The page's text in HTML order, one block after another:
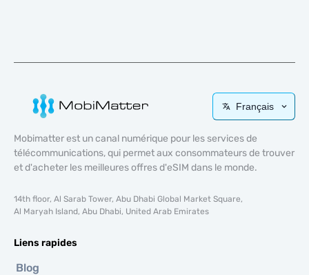
Français
Mobimatter est un canal numérique pour les services de
télécommunications, qui permet aux consommateurs de trouver
et d'acheter les meilleures offres d'eSIM dans le monde.
14th floor, Al Sarab Tower, Abu Dhabi Global Market Square,
Al Maryah Island, Abu Dhabi, United Arab Emirates
Liens rapides
Blog